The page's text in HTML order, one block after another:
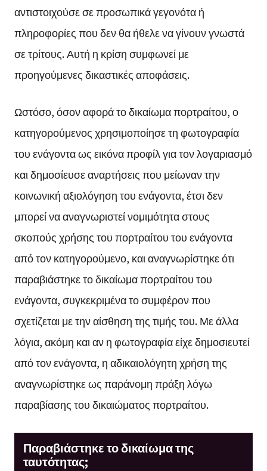
αντιστοιχούσε σε προσωπικά γεγονότα ή
πληροφορίες που δεν θα ήθελε να γίνουν γνωστά
σε τρίτους. Αυτή η κρίση συμφωνεί με
προηγούμενες δικαστικές αποφάσεις.
Ωστόσο, όσον αφορά το δικαίωμα πορτραίτου, ο
κατηγορούμενος χρησιμοποίησε τη φωτογραφία
του ενάγοντα ως εικόνα προφίλ για τον λογαριασμό
και δημοσίευσε αναρτήσεις που μείωναν την
κοινωνική αξιολόγηση του ενάγοντα, έτσι δεν
μπορεί να αναγνωριστεί νομιμότητα στους
σκοπούς χρήσης του πορτραίτου του ενάγοντα
από τον κατηγορούμενο, και αναγνωρίστηκε ότι
παραβιάστηκε το δικαίωμα πορτραίτου του
ενάγοντα, συγκεκριμένα το συμφέρον που
σχετίζεται με την αίσθηση της τιμής του. Με άλλα
λόγια, ακόμη και αν η φωτογραφία είχε δημοσιευτεί
από τον ενάγοντα, η αδικαιολόγητη χρήση της
αναγνωρίστηκε ως παράνομη πράξη λόγω
παραβίασης του δικαιώματος πορτραίτου.
Παραβιάστηκε το δικαίωμα της
ταυτότητας;